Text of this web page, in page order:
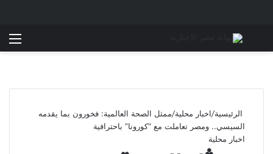
بحث عن
الرئيسية/اخبار محلية/ممثل الصحة العالمية: فخورون بما يقدمه
السيسي.. ومصر تعاملت مع “كورونا” باحترافية
اخبار محلية